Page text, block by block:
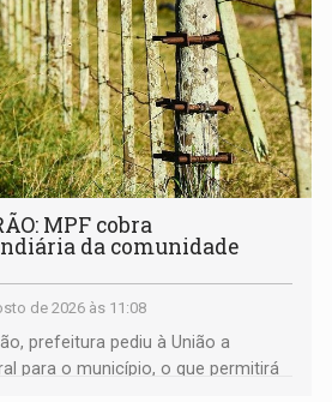
MPF cobra
da comunidade
de 2026 às 11:08
prefeitura pediu à União a
para o município, o que permitirá